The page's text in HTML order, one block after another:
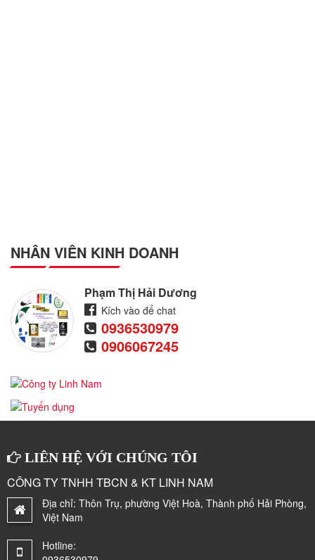
NHÂN VIÊN KINH DOANH
Phạm Thị Hải Dương
Kích vào để chat
0936530979
0906067245
LIÊN HỆ VỚI CHÚNG TÔI
CÔNG TY TNHH TBCN & KT LINH NAM
Địa chỉ: Thôn Trụ, phường Việt Hoà, Thành phố Hải Phòng,
Việt Nam
Hotline: